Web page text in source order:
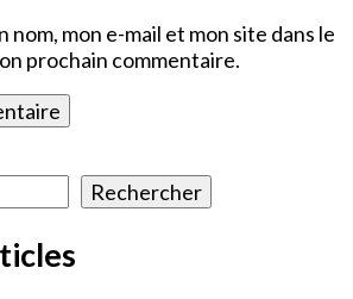
nom, mon e-mail et mon site dans le
prochain commentaire.
Rechercher